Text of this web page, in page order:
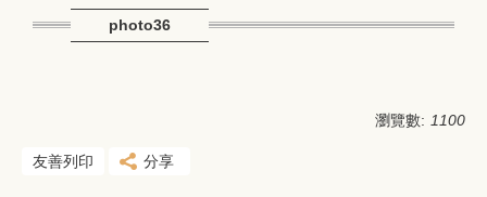
photo36
瀏覽數: 1100
友善列印 分享